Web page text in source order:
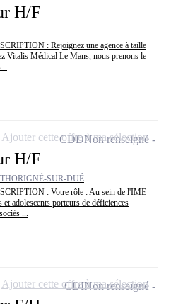
H/F
: Rejoignez une agence à taille
Vitalis Médical Le Mans, nous prenons le
H/F
SUR-DUÉ
: Votre rôle : Au sein de l'IME
adolescents porteurs de déficiences
...
CDDNon renseigné
Ajouter cette offre à ma sélection
CDINon renseigné
Ajouter cette offre à ma sélection